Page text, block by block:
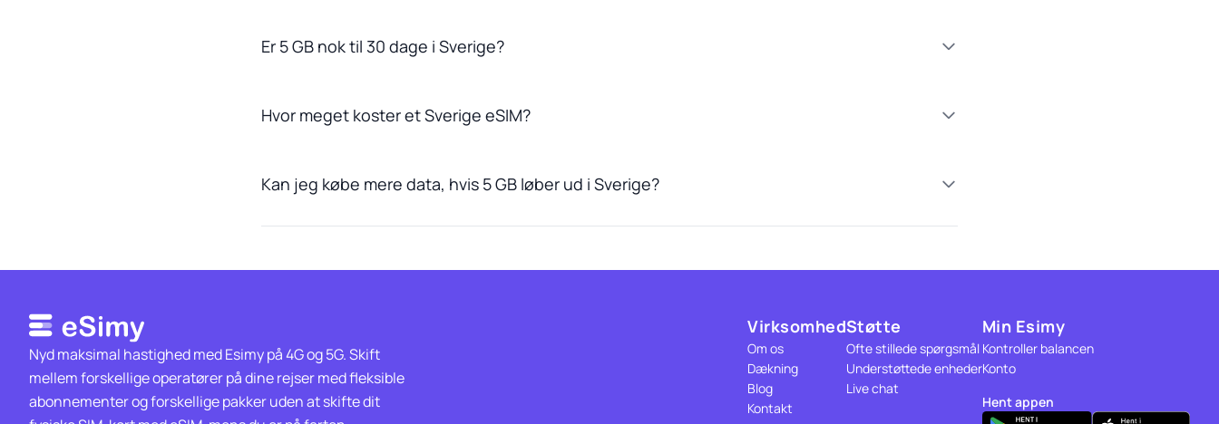
Er 5 GB nok til 30 dage i Sverige?
Hvor meget koster et Sverige eSIM?
Kan jeg købe mere data, hvis 5 GB løber ud i Sverige?
Nyd maksimal hastighed med Esimy på 4G og 5G. Skift
mellem forskellige operatører på dine rejser med fleksible
abonnementer og forskellige pakker uden at skifte dit
Virksomhed
Om os
Dækning
Blog
Kontakt
Støtte
Ofte stillede spørgsmål
Understøttede enheder
Live chat
Min Esimy
Kontroller balancen
Konto
Hent appen